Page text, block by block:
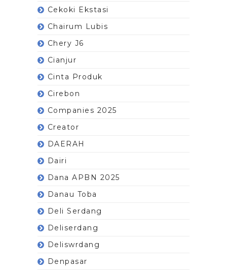
Cekoki Ekstasi
Chairum Lubis
Chery J6
Cianjur
Cinta Produk
Cirebon
Companies 2025
Creator
DAERAH
Dairi
Dana APBN 2025
Danau Toba
Deli Serdang
Deliserdang
Deliswrdang
Denpasar